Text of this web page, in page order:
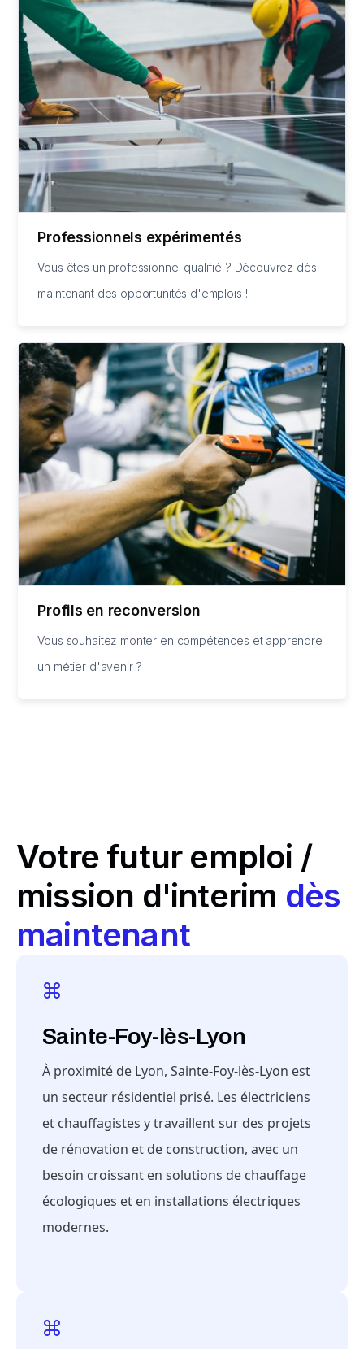
Professionnels expérimentés
Vous êtes un professionnel qualifié ? Découvrez dès
maintenant des opportunités d'emplois !
Profils en reconversion
Vous souhaitez monter en compétences et apprendre
un métier d'avenir ?
Votre futur emploi /
mission d'interim dès
maintenant
Sainte-Foy-lès-Lyon
À proximité de Lyon, Sainte-Foy-lès-Lyon est
un secteur résidentiel prisé. Les électriciens
et chauffagistes y travaillent sur des projets
de rénovation et de construction, avec un
besoin croissant en solutions de chauffage
écologiques et en installations électriques
modernes.